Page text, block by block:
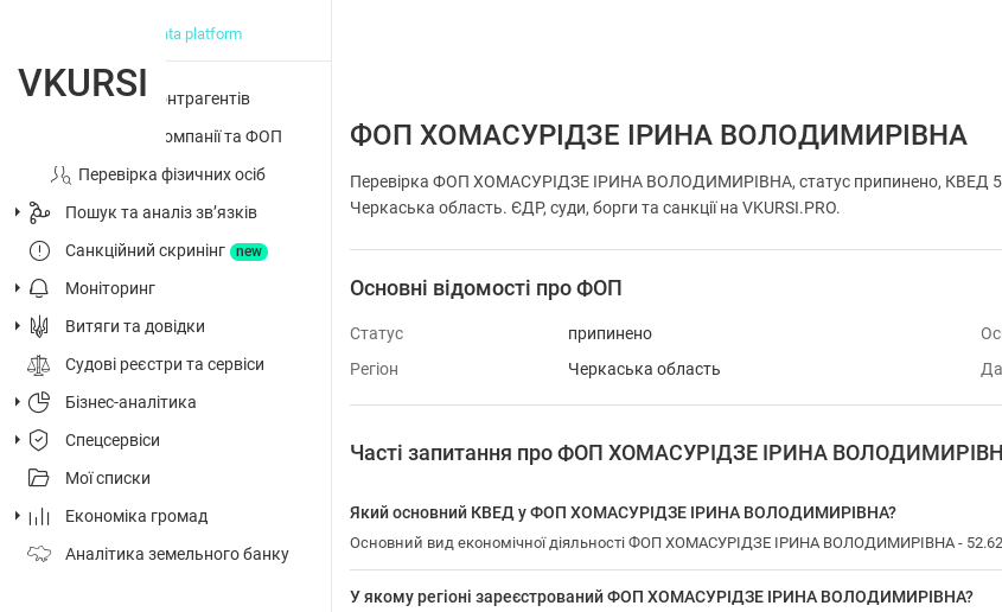
big data platform
Перевірка контрагентів
Досьє на компанії та ФОП
Перевірка фізичних осіб
Пошук та аналіз звʼязків
Санкційний скринінг
new
Моніторинг
Витяги та довідки
Судові реєстри та сервіси
Бізнес-аналітика
Спецсервіси
Мої списки
Економіка громад
Аналітика земельного банку
ФОП ХОМАСУРІДЗЕ ІРИНА ВОЛОДИМИРІВНА
Перевірка ФОП ХОМАСУРІДЗЕ ІРИНА ВОЛОДИМИРІВНА, статус припинено, КВЕД
Черкаська область. ЄДР, суди, борги та санкції на VKURSI.PRO.
Основні відомості про ФОП
Статус припинено
Регіон
Черкаська область
Часті запитання про ФОП ХОМАСУРІДЗЕ ІРИНА
Який основний КВЕД у ФОП ХОМАСУРІДЗЕ ІРИНА ВОЛОДИМИРІВНА?
Основний вид економічної діяльності ФОП ХОМАСУРІДЗЕ ІРИНА ВОЛОДИМИРІВНА -
У якому регіоні зареєстрований ФОП ХОМАСУРІДЗЕ ІРИНА ВОЛОДИМИРІВНА?
VKURSI